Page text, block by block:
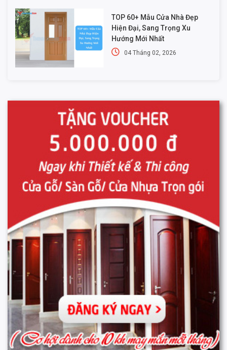
TOP 60+ Mẫu Cửa Nhà Đẹp
Hiện Đại, Sang Trọng Xu
Hướng Mới Nhất
04 Tháng 02, 2026